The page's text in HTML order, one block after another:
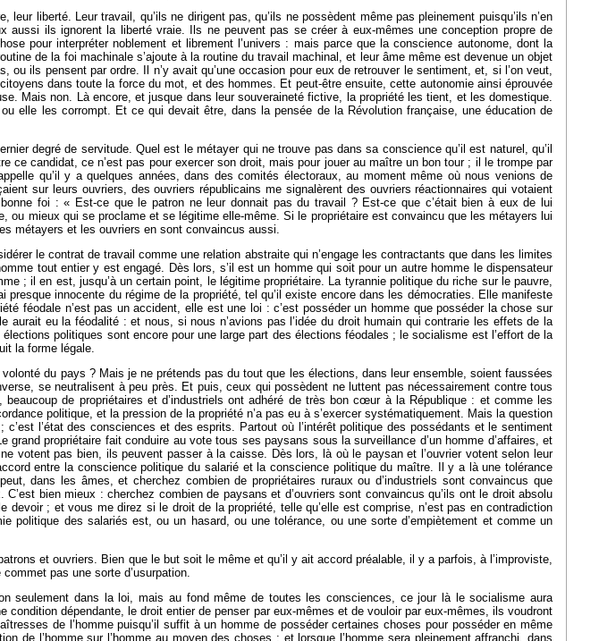
liberté. Leur travail, qu’ils ne dirigent pas, qu’ils ne possèdent même pas pleinement puisqu’ils n’en
aussi ils ignorent la liberté vraie. Ils ne peuvent pas se créer à eux-mêmes une conception propre de
pour interpréter noblement et librement l’univers : mais parce que la conscience autonome, dont la
de la foi machinale s’ajoute à la routine du travail machinal, et leur âme même est devenue un objet
ils pensent par ordre. Il n’y avait qu’une occasion pour eux de retrouver le sentiment, et, si l’on veut,
dans toute la force du mot, et des hommes. Et peut-être ensuite, cette autonomie ainsi éprouvée
Mais non. Là encore, et jusque dans leur souveraineté fictive, la propriété les tient, et les domestique.
elle les corrompt. Et ce qui devait être, dans la pensée de la Révolution française, une éducation de
degré de servitude. Quel est le métayer qui ne trouve pas dans sa conscience qu’il est naturel, qu’il
ce candidat, ce n’est pas pour exercer son droit, mais pour jouer au maître un bon tour ; il le trompe par
qu’il y a quelques années, dans des comités électoraux, au moment même où nous venions de
sur leurs ouvriers, des ouvriers républicains me signalèrent des ouvriers réactionnaires qui votaient
foi : « Est-ce que le patron ne leur donnait pas du travail ? Est-ce que c’était bien à eux de lui
ou mieux qui se proclame et se légitime elle-même. Si le propriétaire est convaincu que les métayers lui
métayers et les ouvriers en sont convaincus aussi.
le contrat de travail comme une relation abstraite qui n’engage les contractants que dans les limites
tout entier y est engagé. Dès lors, s’il est un homme qui soit pour un autre homme le dispensateur
; il en est, jusqu’à un certain point, le légitime propriétaire. La tyrannie politique du riche sur le pauvre,
innocente du régime de la propriété, tel qu’il existe encore dans les démocraties. Elle manifeste
féodale n’est pas un accident, elle est une loi : c’est posséder un homme que posséder la chose sur
aurait eu la féodalité : et nous, si nous n’avions pas l’idée du droit humain qui contrarie les effets de la
politiques sont encore pour une large part des élections féodales ; le socialisme est l’effort de la
la forme légale.
du pays ? Mais je ne prétends pas du tout que les élections, dans leur ensemble, soient faussées
se neutralisent à peu près. Et puis, ceux qui possèdent ne luttent pas nécessairement contre tous
de propriétaires et d’industriels ont adhéré de très bon cœur à la République : et comme les
politique, et la pression de la propriété n’a pas eu à s’exercer systématiquement. Mais la question
l’état des consciences et des esprits. Partout où l’intérêt politique des possédants et le sentiment
propriétaire fait conduire au vote tous ses paysans sous la surveillance d’un homme d’affaires, et
votent pas bien, ils peuvent passer à la caisse. Dès lors, là où le paysan et l’ouvrier votent selon leur
entre la conscience politique du salarié et la conscience politique du maître. Il y a là une tolérance
dans les âmes, et cherchez combien de propriétaires ruraux ou d’industriels sont convaincus que
bien mieux : cherchez combien de paysans et d’ouvriers sont convaincus qu’ils ont le droit absolu
; et vous me direz si le droit de la propriété, telle qu’elle est comprise, n’est pas en contradiction
politique des salariés est, ou un hasard, ou une tolérance, ou une sorte d’empiètement et comme un
et ouvriers. Bien que le but soit le même et qu’il y ait accord préalable, il y a parfois, à l’improviste,
pas une sorte d’usurpation.
seulement dans la loi, mais au fond même de toutes les consciences, ce jour là le socialisme aura
dépendante, le droit entier de penser par eux-mêmes et de vouloir par eux-mêmes, ils voudront
de l’homme puisqu’il suffit à un homme de posséder certaines choses pour posséder en même
de l’homme sur l’homme au moyen des choses : et lorsque l’homme sera pleinement affranchi, dans